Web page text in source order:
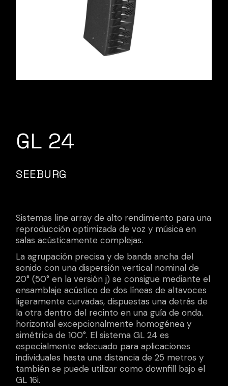
GL 24
SEEBURG
Sistemas line array de alto rendimiento para una
reproducción optimizada de voz y música en
salas acústicamente complejas.
La agrupación precisa y de banda ancha del
sonido con una dispersión vertical nominal de
20° (50° en la versión j) se consigue mediante el
ensamblaje acústico de dos líneas de altavoces
ligeramente curvadas, dispuestas una detrás de
la otra dentro del recinto en una guía de onda.
horizontal excepcionalmente homogénea y
simétrica de 100°. El sistema GL 24 es
especialmente adecuado para aplicaciones
individuales hasta una distancia de 25 metros y
también se puede utilizar como downfill bajo el
GL 16i.